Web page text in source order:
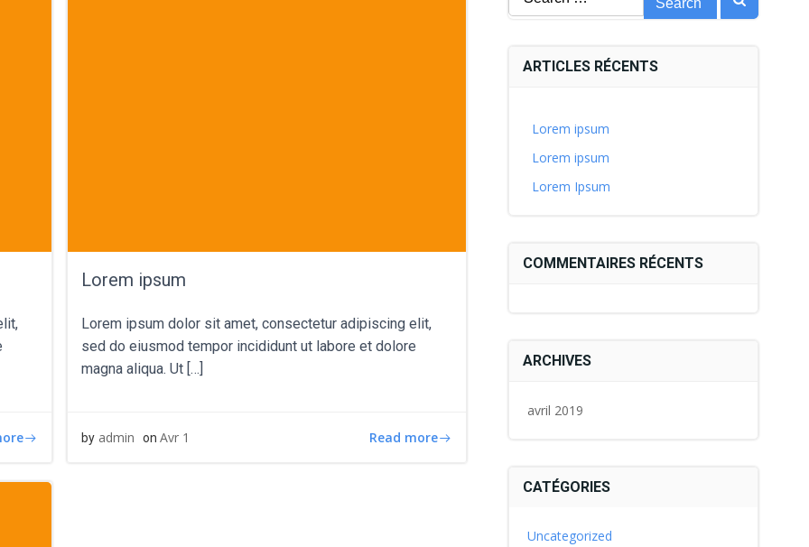
Lorem ipsum
Lorem ipsum dolor sit amet, consectetur adipiscing elit,
sed do eiusmod tempor incididunt ut labore et dolore
magna aliqua. Ut […]
by admin onAvr 1 Read more
for:
ARTICLES RÉCENTS
Lorem ipsum
Lorem ipsum
Lorem Ipsum
COMMENTAIRES RÉCENTS
ARCHIVES
avril 2019
CATÉGORIES
Uncategorized